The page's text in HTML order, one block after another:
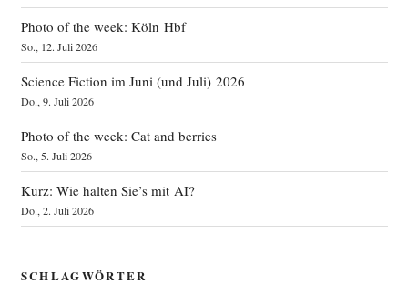
Photo of the week: Köln Hbf
So., 12. Juli 2026
Science Fiction im Juni (und Juli) 2026
Do., 9. Juli 2026
Photo of the week: Cat and berries
So., 5. Juli 2026
Kurz: Wie halten Sie’s mit AI?
Do., 2. Juli 2026
SCHLAGWÖRTER